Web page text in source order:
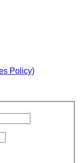
Policy)